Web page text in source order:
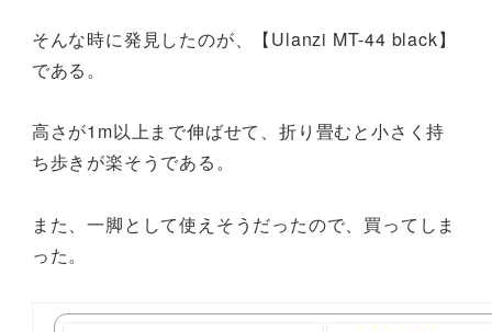
そんな時に発見したのが、【Ulanzi MT-44 black】
である。
高さが1m以上まで伸ばせて、折り畳むと小さく持
ち歩きが楽そうである。
また、一脚として使えそうだったので、買ってしま
った。